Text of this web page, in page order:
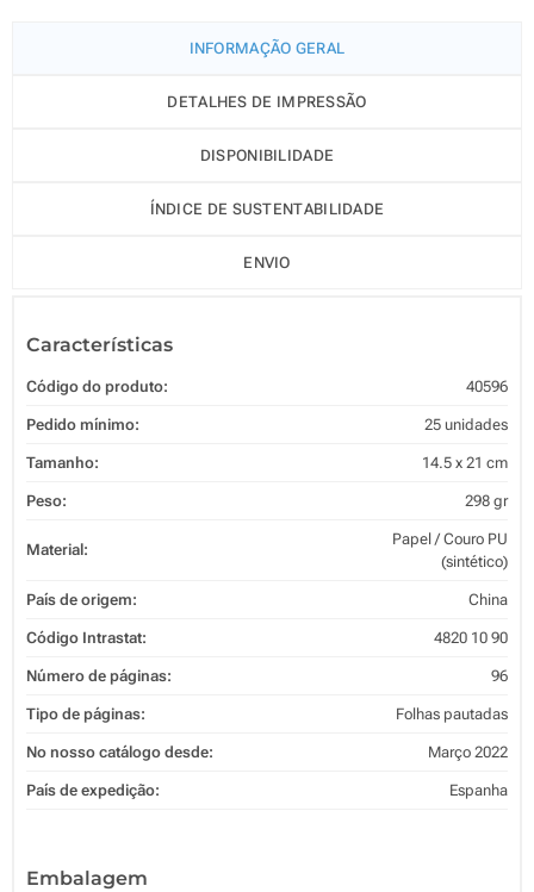
INFORMAÇÃO GERAL
DETALHES DE IMPRESSÃO
DISPONIBILIDADE
ÍNDICE DE SUSTENTABILIDADE
ENVIO
Características
Código do produto: 40596
Pedido mínimo: 25 unidades
Tamanho: 14.5 x 21 cm
Peso: 298 gr
Material:
Papel / Couro PU
(sintético)
País de origem: China
Código Intrastat: 4820 10 90
Número de páginas: 96
Tipo de páginas: Folhas pautadas
No nosso catálogo desde: Março 2022
País de expedição: Espanha
Embalagem